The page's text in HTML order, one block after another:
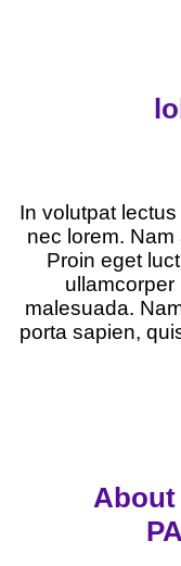
In volutpat
nec lorem.
Proin eget
malesuada.
porta sapien,
About